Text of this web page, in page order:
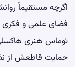
اگرچه مستقیماً
فضای علمی و فکری
توماس هنری
حمایت قاطعش از